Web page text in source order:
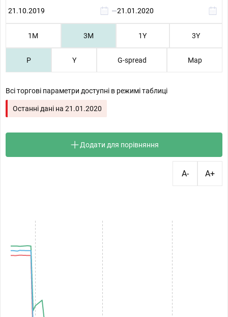
—
1М 3М 1Y 3Y
P Y G-spread Map
Всі торгові параметри доступні в режимі таблиці
Останні дані на 21.01.2020
Додати для порівняння
A- A+